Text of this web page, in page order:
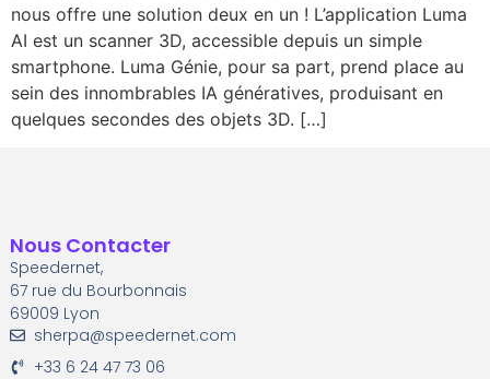
nous offre une solution deux en un ! L’application Luma
AI est un scanner 3D, accessible depuis un simple
smartphone. Luma Génie, pour sa part, prend place au
sein des innombrables IA génératives, produisant en
quelques secondes des objets 3D. […]
Nous Contacter
Speedernet,
67 rue du Bourbonnais
69009 Lyon
sherpa@speedernet.com
+33 6 24 47 73 06